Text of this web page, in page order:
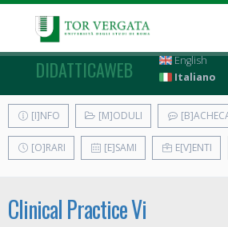
DIDATTICAWEB
English
Italiano
[I]NFO [M]ODULI
[O]RARI [E]SAMI E[V]ENTI
Clinical Practice Vi